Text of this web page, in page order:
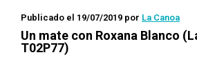
Publicado el 19/07/2019 por La Canoa
Un mate con Roxana Blanco
T02P77)